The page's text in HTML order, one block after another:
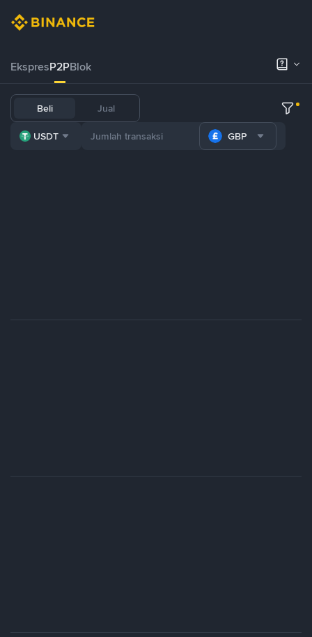
EkspresP2PBlok
Beli Jual
USDT GBP